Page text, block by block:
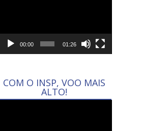
00:00 01:26
COM O INSP, VOO MAIS
ALTO!